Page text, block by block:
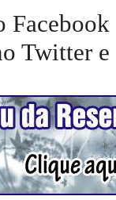
Facebook
Twitter